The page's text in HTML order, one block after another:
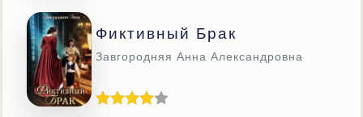
Фиктивный Брак
Завгородняя Анна Александровна